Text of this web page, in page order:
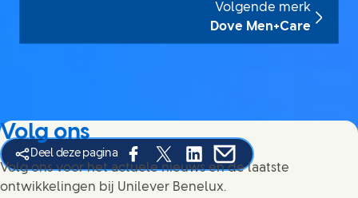
Volgende merk
Dove Men+Care
Deel deze pagina
Share this page on Facebook
Share this page on X
Share this page on Linked In
Share this page on E-
Volg ons
Volg ons voor het actuele nieuws en de laatste
ontwikkelingen bij Unilever Benelux.